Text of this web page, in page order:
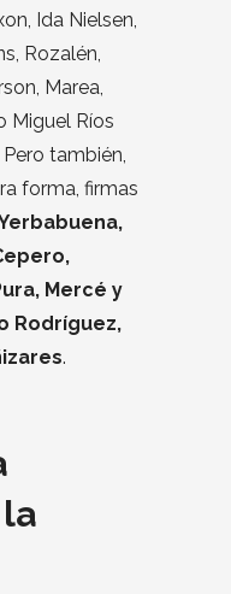
Ida Nielsen,
Rozalén,
Marea,
Miguel Ríos
también,
forma, firmas
Mercé y
Rodríguez,
.